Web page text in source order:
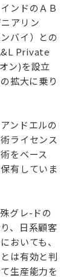
ンドのＡＢ
アリン
バイ）との
Private
ン)を設立
拡大に乗り
ンドエルの
ライセンス
をベース
有していま
グレ-ドの
、日系顧客
おいても、
は有効と判
生産能力を